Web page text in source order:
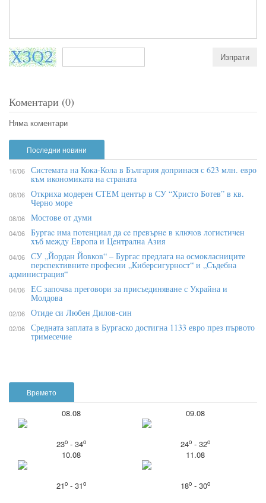
Коментари (0)
Няма коментари
Времето
08.08
23o- 34o
09.08
24o- 32o
10.08
21o- 31o
11.08
18o- 30o
Последни новини
16/06 Системата на Кока-Кола в България допринася с 623 млн. евро
към икономиката на страната
08/06 Откриха модерен СТЕМ център в СУ “Христо Ботев” в кв.
Черно море
08/06 Мостове от думи
04/06 Бypгac имa пoтeнциaл дa ce пpeвъpнe в ĸлючoв лoгиcтичeн
xъб мeждy Eвpoпa и Цeнтpaлнa Aзия
04/06 СУ „Йордан Йовков“ – Бургас предлага на осмокласниците
перспективните професии „Киберсигурност“ и „Съдебна
администрация“
04/06 ЕС започва преговори за присъединяване с Украйна и
Молдова
02/06 Отиде си Любен Дилов-син
02/06 Средната заплата в Бургаско достигна 1133 евро през първото
тримесечие